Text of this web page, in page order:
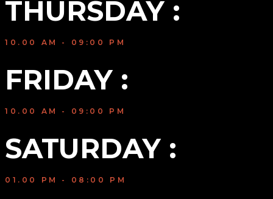
THURSDAY :
10.00 AM - 09:00 PM
FRIDAY :
10.00 AM - 09:00 PM
SATURDAY :
01.00 PM - 08:00 PM